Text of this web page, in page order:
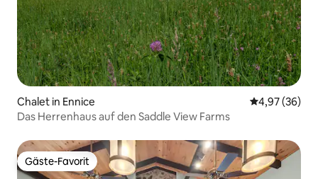
Chalet in Ennice
4,97 (36)
Das Herrenhaus auf den Saddle View Farms
Gäste-Favorit
Gäste-Favorit